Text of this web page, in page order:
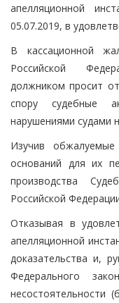
апелляционной
05.07.2019, в
В кассационной
Российской
должником просит
спору судебные
нарушениями судами
Изучив
оснований для их
производства
Российской
Отказывая в
апелляционной
доказательства и,
Федерального
несостоятельности